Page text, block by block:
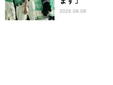
2026.08.08